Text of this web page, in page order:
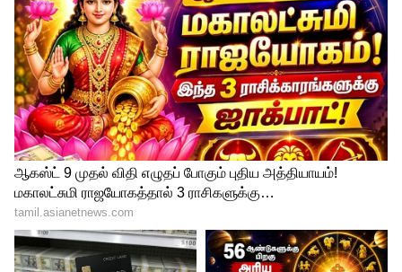
ஷ்ரேயாஸ் ஐயர் (கேப்டன்), நிதிஷ் ராணா,
ரஹ்மானுல்லா குர்பாஸ், வெங்கடேஷ் ஐயர்,
ஆண்ட்ரே ரசல், சுனில் நரைன், ஷர்துல்
தாகூர், லாக்கி ஃபெர்குசன், உமேஷ் யாதவ்,
டிம் சௌதி, ஹர்ஷித் ராணா, வருண்
சக்கரவர்த்தி, அனுகுல் ராய், ரிங்கு சிங்,
நாராயண் ஜெகதீசன், வைபவ் அரோரா,
சுயாஷ் ஷர்மா, டேவிட் வீஸ், குல்வந்த்
கெஜ்ரோலியா, மந்தீப் சிங், லிட்டன் தாஸ்,